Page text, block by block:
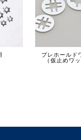
プレホールド
（仮止めワ